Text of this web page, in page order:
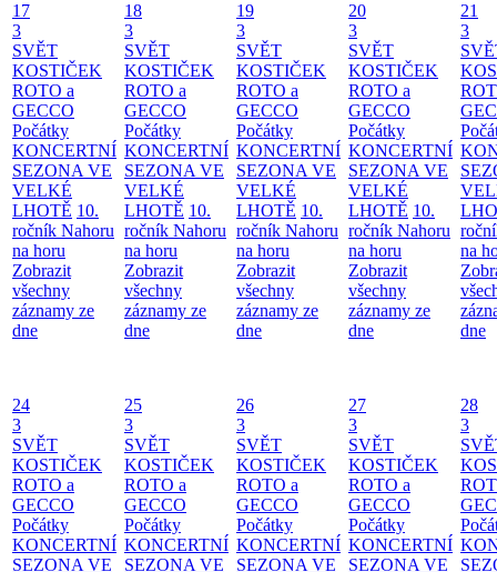
17
3
SVĚT
KOSTIČEK
ROTO a
GECCO
Počátky
KONCERTNÍ
SEZONA VE
VELKÉ
LHOTĚ 10.
ročník Nahoru
na horu
Zobrazit
všechny
záznamy ze
dne
18
3
SVĚT
KOSTIČEK
ROTO a
GECCO
Počátky
KONCERTNÍ
SEZONA VE
VELKÉ
LHOTĚ 10.
ročník Nahoru
na horu
Zobrazit
všechny
záznamy ze
dne
19
3
SVĚT
KOSTIČEK
ROTO a
GECCO
Počátky
KONCERTNÍ
SEZONA VE
VELKÉ
LHOTĚ 10.
ročník Nahoru
na horu
Zobrazit
všechny
záznamy ze
dne
20
3
SVĚT
KOSTIČEK
ROTO a
GECCO
Počátky
KONCERTNÍ
SEZONA VE
VELKÉ
LHOTĚ 10.
ročník Nahoru
na horu
Zobrazit
všechny
záznamy ze
dne
21
3
na
dne
24
3
SVĚT
KOSTIČEK
ROTO a
GECCO
Počátky
KONCERTNÍ
SEZONA VE
25
3
SVĚT
KOSTIČEK
ROTO a
GECCO
Počátky
KONCERTNÍ
SEZONA VE
26
3
SVĚT
KOSTIČEK
ROTO a
GECCO
Počátky
KONCERTNÍ
SEZONA VE
27
3
SVĚT
KOSTIČEK
ROTO a
GECCO
Počátky
KONCERTNÍ
SEZONA VE
28
3